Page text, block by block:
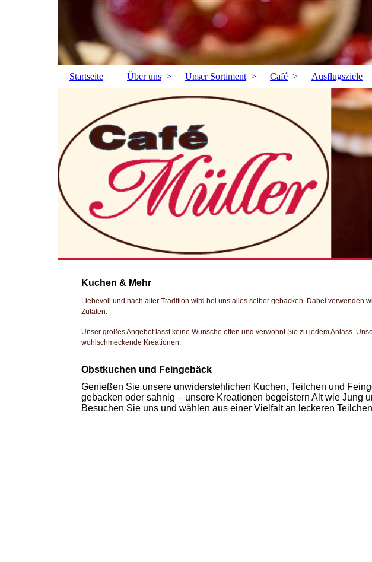
Startseite Über uns Unser Sortiment Café Ausflugsziele
Kuchen & Mehr
Liebevoll und nach alter Tradition wird bei uns alles selber gebacken. Dabei verwenden
Zutaten.
Unser großes Angebot lässt keine Wünsche offen und verwöhnt Sie zu jedem Anlass.
wohlschmeckende Kreationen.
Obstkuchen und Feingebäck
Genießen Sie unsere unwiderstehlichen Kuchen, Teilchen und
gebacken oder sahnig – unsere Kreationen begeistern Alt wie Jung
Besuchen Sie uns und wählen aus einer Vielfalt an leckeren